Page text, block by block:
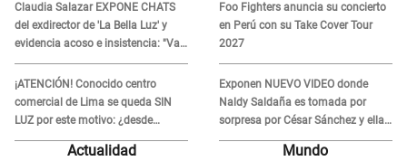
Claudia Salazar EXPONE CHATS
del exdirector de 'La Bella Luz' y
evidencia acoso e insistencia: "Vas
a estar conmigo, no pasa nada"
¡ATENCIÓN! Conocido centro
comercial de Lima se queda SIN
LUZ por este motivo: ¿desde
cuándo atenderá?
Foo Fighters anuncia su concierto
en Perú con su Take Cover Tour
2027
Exponen NUEVO VIDEO donde
Naldy Saldaña es tomada por
sorpresa por César Sánchez y ella
evidencia su REACCIÓN: Le agarró
Actualidad Mundo